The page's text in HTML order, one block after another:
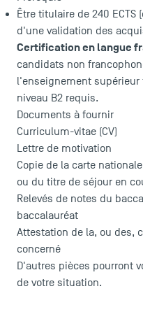
Être titulaire de 240
d'une validation des
Certification en langue
candidats non
l'enseignement supérieur
niveau B2 requis.
Documents à fournir
Curriculum-vitae (CV)
Lettre de motivation
Copie de la carte
ou du titre de séjour en
Relevés de notes du
baccalauréat
Attestation de la, ou des,
concerné
D'autres pièces pourront
de votre situation.